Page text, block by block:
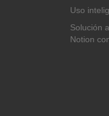
Uso
Solución
Notion